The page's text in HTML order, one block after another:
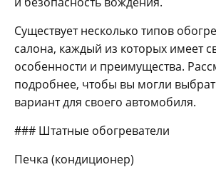
Существует несколько типов
салона, каждый из которых имеет
особенности и преимущества.
подробнее, чтобы вы могли
вариант для своего автомобиля.
### Штатные обогреватели
Печка (кондиционер)